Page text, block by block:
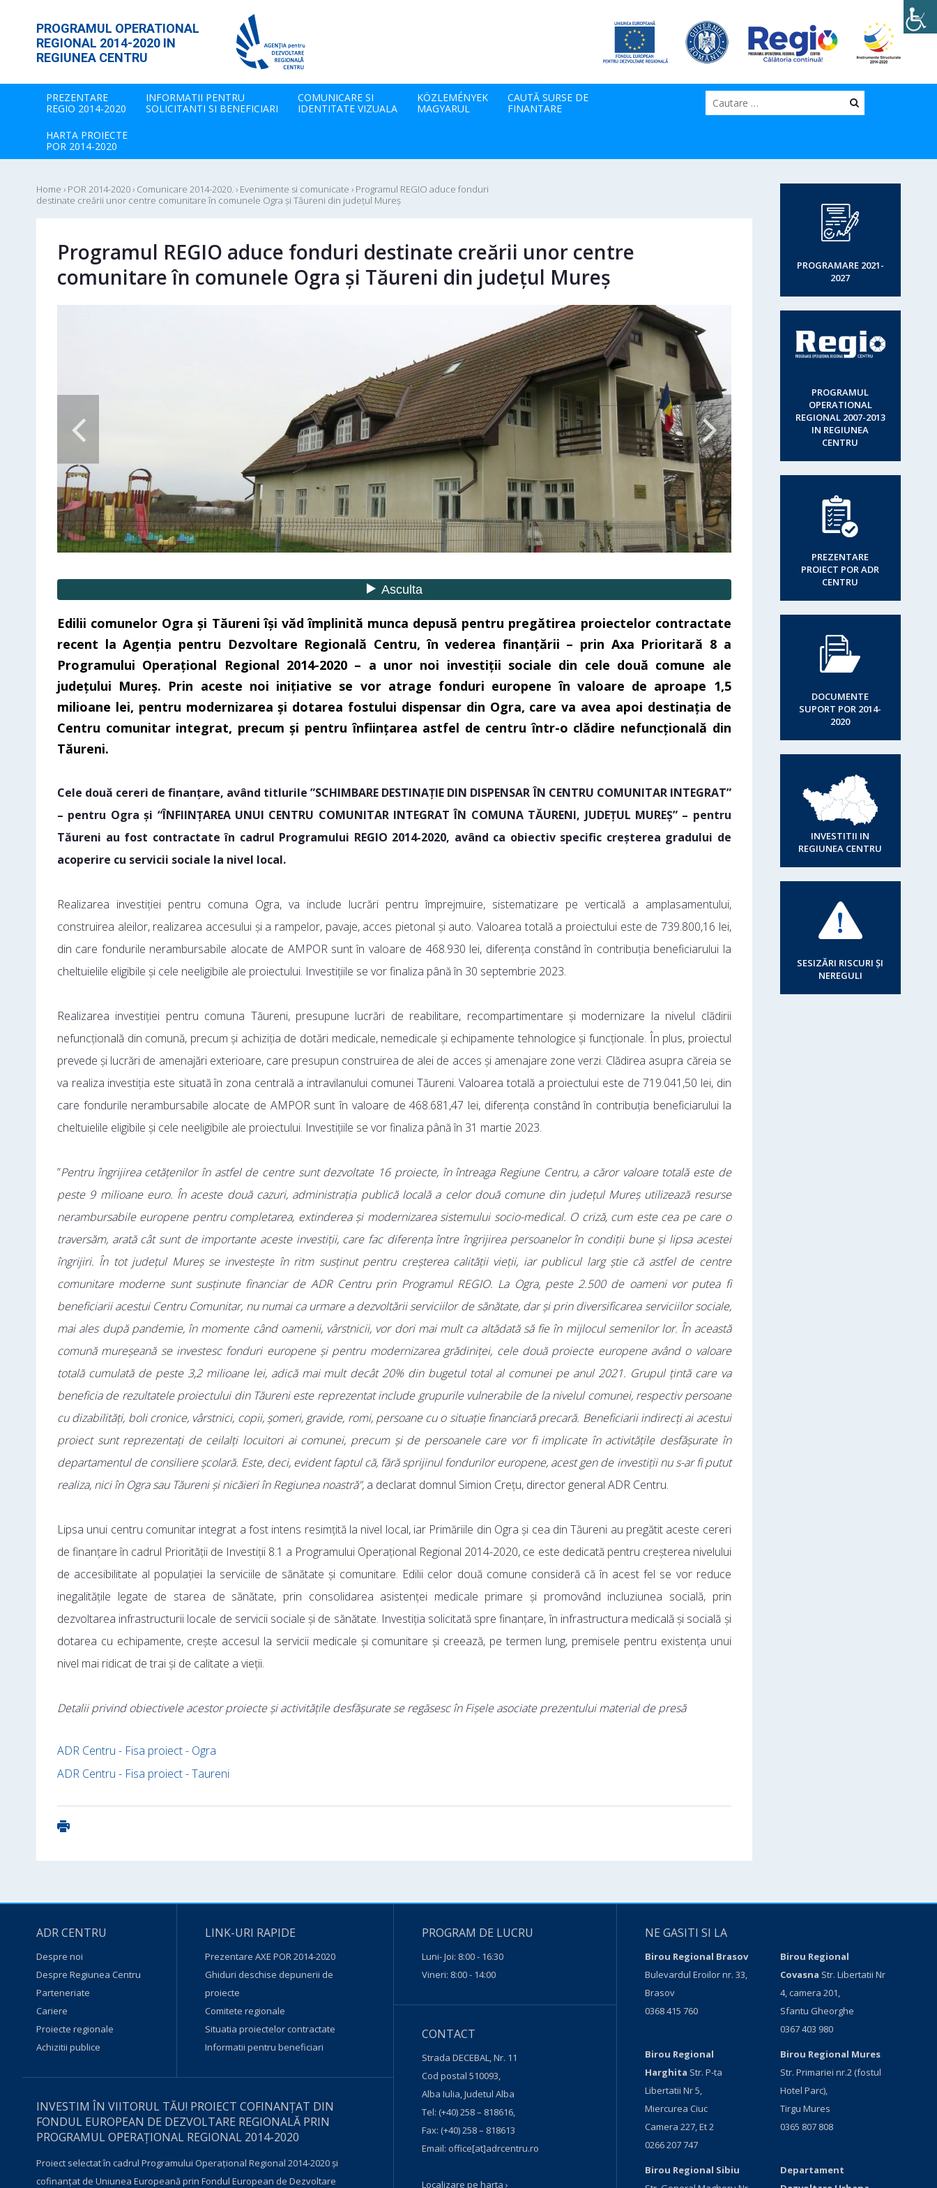
PROGRAMUL OPERATIONAL
REGIONAL 2014-2020 IN
REGIUNEA CENTRU
PREZENTARE
REGIO 2014-2020
INFORMATII PENTRU
SOLICITANTI SI BENEFICIARI
COMUNICARE SI
IDENTITATE VIZUALA
KÖZLEMÉNYEK
MAGYARUL
CAUTĂ SURSE DE
FINANTARE
HARTA PROIECTE
POR 2014-2020
Cauta
Home › POR 2014-2020› Comunicare 2014-2020. › Evenimente si comunicate › Programul REGIO aduce fonduri
destinate creării unor centre comunitare în comunele Ogra și Tăureni din județul Mureș
Programul REGIO aduce fonduri destinate creării unor centre
comunitare în comunele Ogra și Tăureni din județul Mureș
Edilii comunelor Ogra și Tăureni își văd împlinită munca depusă pentru pregătirea proiectelor contractate
recent la Agenția pentru Dezvoltare Regională Centru, în vederea finanțării – prin Axa Prioritară 8 a
Programului Operațional Regional 2014-2020 – a unor noi investiții sociale din cele două comune ale
județului Mureș. Prin aceste noi inițiative se vor atrage fonduri europene în valoare de aproape 1,5
milioane lei, pentru modernizarea și dotarea fostului dispensar din Ogra, care va avea apoi destinația de
Centru comunitar integrat, precum și pentru înființarea astfel de centru într-o clădire nefuncțională din
Tăureni.
Cele două cereri de finanțare, având titlurile ”SCHIMBARE DESTINAȚIE DIN DISPENSAR ÎN CENTRU COMUNITAR INTEGRAT”
– pentru Ogra și “ÎNFIINȚAREA UNUI CENTRU COMUNITAR INTEGRAT ÎN COMUNA TĂURENI, JUDEȚUL MUREȘ” – pentru
Tăureni au fost contractate în cadrul Programului REGIO 2014-2020, având ca obiectiv specific creșterea gradului de
acoperire cu servicii sociale la nivel local.
Realizarea investiției pentru comuna Ogra, va include lucrări pentru împrejmuire, sistematizare pe verticală a amplasamentului,
construirea aleilor, realizarea accesului și a rampelor, pavaje, acces pietonal și auto. Valoarea totală a proiectului este de 739.800,16 lei,
din care fondurile nerambursabile alocate de AMPOR sunt în valoare de 468.930 lei, diferența constând în contribuția beneficiarului la
cheltuielile eligibile și cele neeligibile ale proiectului. Investițiile se vor finaliza până în 30 septembrie 2023.
Realizarea investiției pentru comuna Tăureni, presupune lucrări de reabilitare, recompartimentare și modernizare la nivelul clădirii
nefuncțională din comună, precum și achiziția de dotări medicale, nemedicale și echipamente tehnologice și funcționale. În plus, proiectul
prevede și lucrări de amenajări exterioare, care presupun construirea de alei de acces și amenajare zone verzi. Clădirea asupra căreia se
va realiza investiția este situată în zona centrală a intravilanului comunei Tăureni. Valoarea totală a proiectului este de 719.041,50 lei, din
care fondurile nerambursabile alocate de AMPOR sunt în valoare de 468.681,47 lei, diferența constând în contribuția beneficiarului la
cheltuielile eligibile și cele neeligibile ale proiectului. Investițiile se vor finaliza până în 31 martie 2023.
”Pentru îngrijirea cetățenilor în astfel de centre sunt dezvoltate 16 proiecte, în întreaga Regiune Centru, a căror valoare totală este de
peste 9 milioane euro. În aceste două cazuri, administrația publică locală a celor două comune din județul Mureș utilizează resurse
nerambursabile europene pentru completarea, extinderea și modernizarea sistemului socio-medical. O criză, cum este cea pe care o
traversăm, arată cât sunt de importante aceste investiții, care fac diferența între îngrijirea persoanelor în condiții bune și lipsa acestei
îngrijiri. În tot județul Mureș se investește în ritm susținut pentru creșterea calității vieții, iar publicul larg știe că astfel de centre
comunitare moderne sunt susținute financiar de ADR Centru prin Programul REGIO. La Ogra, peste 2.500 de oameni vor putea fi
beneficiarii acestui Centru Comunitar, nu numai ca urmare a dezvoltării serviciilor de sănătate, dar și prin diversificarea serviciilor sociale,
mai ales după pandemie, în momente când oamenii, vârstnicii, vor dori mai mult ca altădată să fie în mijlocul semenilor lor. În această
comună mureșeană se investesc fonduri europene și pentru modernizarea grădiniței, cele două proiecte europene având o valoare
totală cumulată de peste 3,2 milioane lei, adică mai mult decât 20% din bugetul total al comunei pe anul 2021. Grupul țintă care va
beneficia de rezultatele proiectului din Tăureni este reprezentat include grupurile vulnerabile de la nivelul comunei, respectiv persoane
cu dizabilități, boli cronice, vârstnici, copii, șomeri, gravide, romi, persoane cu o situație financiară precară. Beneficiarii indirecți ai acestui
proiect sunt reprezentați de ceilalți locuitori ai comunei, precum și de persoanele care vor fi implicate în activitățile desfășurate în
departamentul de consiliere școlară. Este, deci, evident faptul că, fără sprijinul fondurilor europene, acest gen de investiții nu s-ar fi putut
realiza, nici în Ogra sau Tăureni și nicăieri în Regiunea noastră”, a declarat domnul Simion Crețu, director general ADR Centru.
Lipsa unui centru comunitar integrat a fost intens resimțită la nivel local, iar Primăriile din Ogra și cea din Tăureni au pregătit aceste cereri
de finanțare în cadrul Priorității de Investiții 8.1 a Programului Operațional Regional 2014-2020, ce este dedicată pentru creșterea nivelului
de accesibilitate al populației la serviciile de sănătate și comunitare. Edilii celor două comune consideră că în acest fel se vor reduce
inegalitățile legate de starea de sănătate, prin consolidarea asistenței medicale primare și promovând incluziunea socială, prin
dezvoltarea infrastructurii locale de servicii sociale și de sănătate. Investiția solicitată spre finanțare, în infrastructura medicală și socială și
dotarea cu echipamente, crește accesul la servicii medicale și comunitare și creează, pe termen lung, premisele pentru existența unui
nivel mai ridicat de trai și de calitate a vieții.
Detalii privind obiectivele acestor proiecte și activitățile desfășurate se regăsesc în Fișele asociate prezentului material de presă
ADR Centru - Fisa proiect - Ogra
ADR Centru - Fisa proiect - Taureni
PROGRAMARE 2021-
2027
PROGRAMUL
OPERATIONAL
REGIONAL 2007-2013
IN REGIUNEA
CENTRU
PREZENTARE
PROIECT POR ADR
CENTRU
DOCUMENTE
SUPORT POR 2014-
2020
INVESTITII IN
REGIUNEA CENTRU
SESIZĂRI RISCURI ȘI
NEREGULI
ADR CENTRU
Despre noi
Despre Regiunea Centru
Parteneriate
Cariere
Proiecte regionale
Achizitii publice
LINK-URI RAPIDE
Prezentare AXE POR 2014-2020
Ghiduri deschise depunerii de
proiecte
Comitete regionale
Situatia proiectelor contractate
Informatii pentru beneficiari
INVESTIM ÎN VIITORUL TĂU! PROIECT COFINANȚAT DIN
FONDUL EUROPEAN DE DEZVOLTARE REGIONALĂ PRIN
PROGRAMUL OPERAŢIONAL REGIONAL 2014-2020
Proiect selectat în cadrul Programului Operațional Regional 2014-2020 și
cofinanțat de Uniunea Europeană prin Fondul European de Dezvoltare
PROGRAM DE LUCRU
Luni- Joi: 8:00 - 16:30
Vineri: 8:00 - 14:00
CONTACT
Strada DECEBAL, Nr. 11
Cod postal 510093,
Alba Iulia, Judetul Alba
Tel: (+40) 258 – 818616,
Fax: (+40) 258 – 818613
Email: office[at]adrcentru.ro
Localizare pe harta ›
NE GASITI SI LA
Birou Regional Brasov
Bulevardul Eroilor nr. 33,
Brasov
0368 415 760
Birou Regional
Covasna Str. Libertatii Nr
4, camera 201,
Sfantu Gheorghe
0367 403 980
Birou Regional
Harghita Str. P-ta
Libertatii Nr 5,
Miercurea Ciuc
Camera 227, Et 2
0266 207 747
Birou Regional Mures
Str. Primariei nr.2 (fostul
Hotel Parc),
Tirgu Mures
0365 807 808
Birou Regional Sibiu
Departament